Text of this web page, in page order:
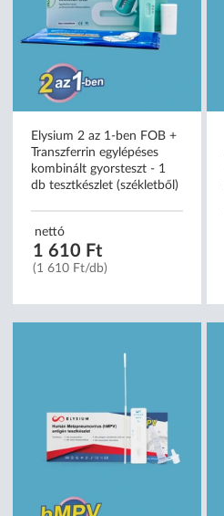
Elysium 2 az 1-ben FOB +
Transzferrin egylépéses
kombinált gyorsteszt - 1
db tesztkészlet (székletből)
nettó
1 610 Ft
(1 610 Ft/db)